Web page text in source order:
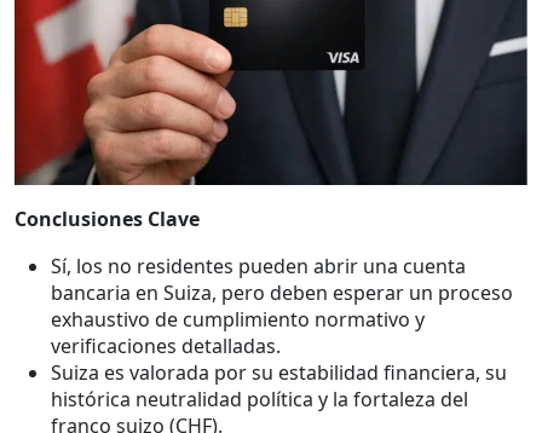
Conclusiones Clave
Sí, los no residentes pueden abrir una cuenta
bancaria en Suiza, pero deben esperar un proceso
exhaustivo de cumplimiento normativo y
verificaciones detalladas.
Suiza es valorada por su estabilidad financiera, su
histórica neutralidad política y la fortaleza del
franco suizo (CHF).